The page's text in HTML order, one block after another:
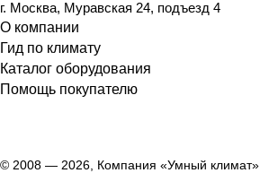
г. Москва, Муравская 24, подъезд 4
О компании
Гид по климату
Каталог оборудования
Помощь покупателю
© 2008 — 2026, Компания «Умный климат»